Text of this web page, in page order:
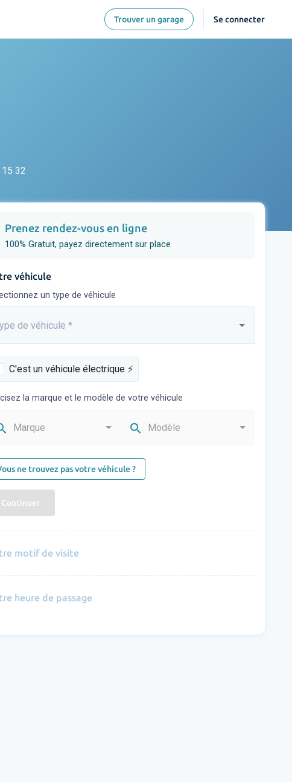
Trouver un garage Se connecter
32
Prenez rendez-vous en ligne
100% Gratuit, payez directement sur place
véhicule
un type de véhicule
de véhicule *
C'est un véhicule électrique ⚡️
la marque et le modèle de votre véhicule
Marque search Modèle
ne trouvez pas votre véhicule ?
Continuer
motif de visite
heure de passage